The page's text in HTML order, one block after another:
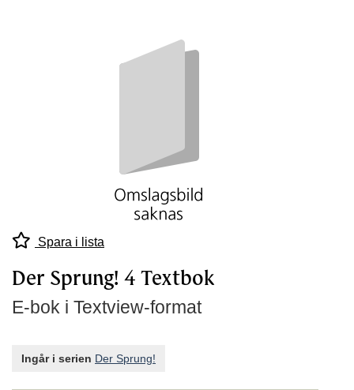
Spara i lista
Der Sprung! 4 Textbok
E-bok i Textview-format
Ingår i serien Der Sprung!